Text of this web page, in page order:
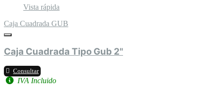
Vista rápida
Caja Cuadrada GUB
Caja Cuadrada Tipo Gub 2"
Consultar
IVA Incluido